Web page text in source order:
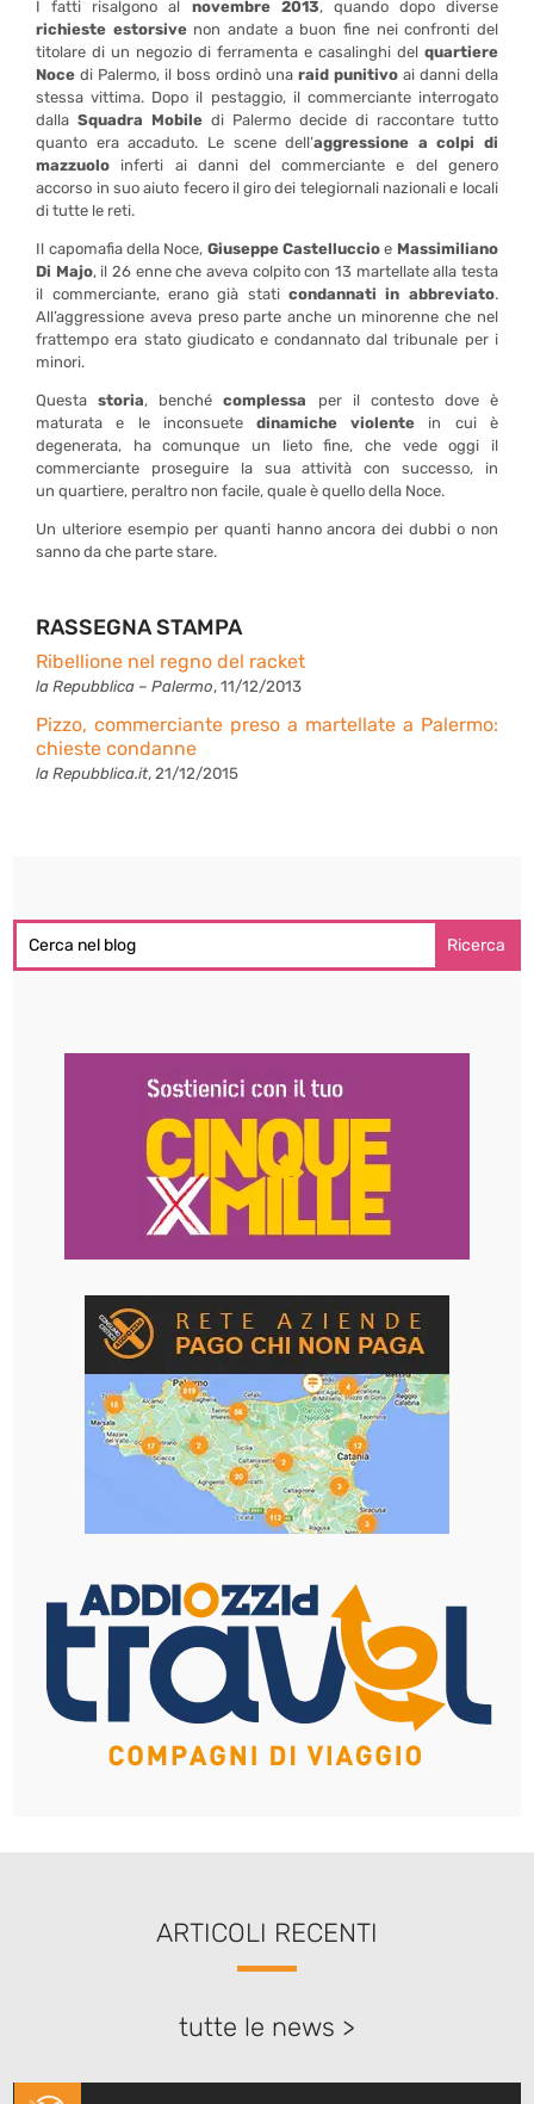
I fatti risalgono al novembre 2013, quando dopo diverse
richieste estorsivenon andate a buon fine nei confronti del
titolare di un negozio di ferramenta e casalinghi del quartiere
Noce di Palermo, il boss ordinò una raid punitivoai danni della
stessa vittima. Dopo il pestaggio, il commerciante interrogato
dallaSquadra Mobile di Palermo decide di raccontare tutto
quanto era accaduto. Le scene dell’aggressione a colpi di
mazzuolo inferti ai danni del commerciante e del genero
accorso in suo aiuto fecero il giro dei telegiornali nazionali e locali
di tutte le reti.
Il capomafia della Noce, Giuseppe Castelluccio e Massimiliano
Di Majo, il 26 enne che aveva colpito con 13 martellate alla testa
il commerciante, erano già staticondannati in abbreviato.
All’aggressione aveva preso parte anche un minorenne che nel
frattempo era stato giudicato e condannato dal tribunale per i
minori.
Questastoria, benchécomplessa per il contesto dove è
maturata e le inconsuete dinamiche violente in cui è
degenerata, ha comunque un lieto fine, che vede oggi il
commerciante proseguire la sua attività con successo, in
un quartiere, peraltro non facile, quale è quello della Noce.
Un ulteriore esempio per quanti hanno ancora dei dubbi o non
sanno da che parte stare.
RASSEGNA STAMPA
Ribellione nel regno del racket
la Repubblica – Palermo, 11/12/2013
Pizzo, commerciante preso a martellate a Palermo:
chieste condanne
la Repubblica.it, 21/12/2015
ARTICOLI RECENTI
tutte le news >